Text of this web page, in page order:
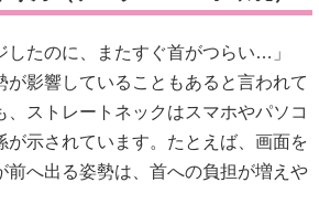
select.com/column/16ストレートネッ
る？正し/
いと組み合わせ方
るめる目的で使われることがあります